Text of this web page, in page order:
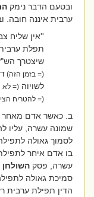
ובטעם הדבר נימק
ערבית איננה חובה.
''אין שליח
תפלת ערבית
שיצטרך הש"ץ
(= בזמן הזה)
לשויוה(= לא
(= להטריח
ב.כאשר אדם מאחר
שמונה עשרה, עליו
לסמוך גאולה
בו אדם איחר לתפילת
עשרה, פסקהשולחן
סמיכת גאולה לתפילה,
הדין תפילת ערבית